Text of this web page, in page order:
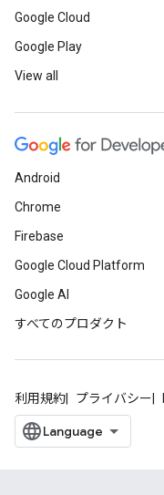
Google Cloud
Google Play
View all
Android
Chrome
Firebase
Google Cloud Platform
Google AI
すべてのプロダクト
利用規約 プライバシー